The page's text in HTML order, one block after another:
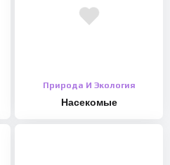
Природа И Экология
Насекомые